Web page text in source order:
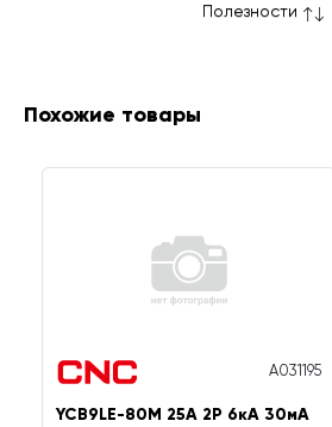
Полезности
Похожие товары
A031195
YCB9LE-80M 25А 2P 6кА 30мА